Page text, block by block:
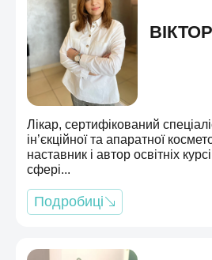
Лікар, сертифікований
ін’єкційної та апаратної
наставник і автор освітніх
сфері...
Подробиці